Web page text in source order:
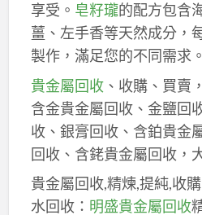
享受。 皂籽瓏的配方包含
薑、左手香等天然成分，
製作，滿足您的不同需求。
貴金屬回收、收購、買賣
含金貴金屬回收、金鹽回
收、銀膏回收、含鉑貴金
回收、含銠貴金屬回收，
貴金屬回收,精煉,提純,收
水回收： 明盛貴金屬回收